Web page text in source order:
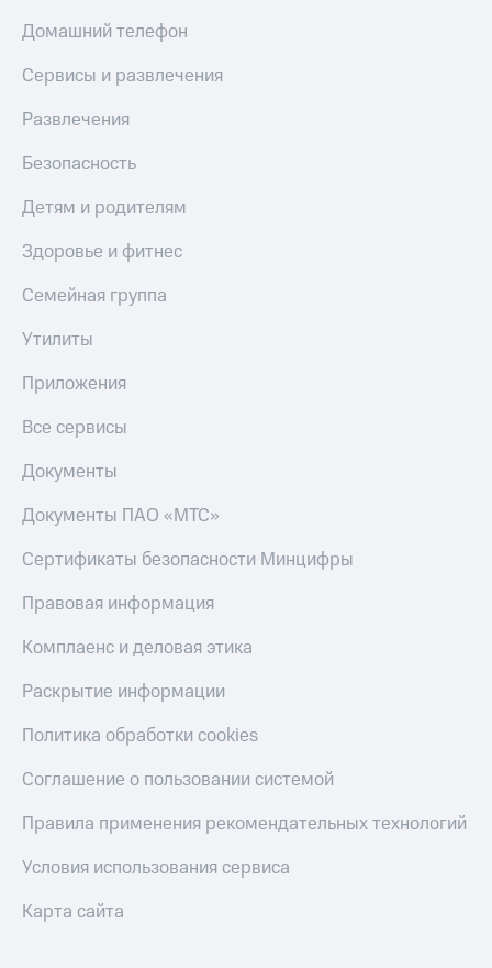
Домашний телефон
Сервисы и развлечения
Развлечения
Безопасность
Детям и родителям
Здоровье и фитнес
Семейная группа
Утилиты
Приложения
Все сервисы
Документы
Документы ПАО «МТС»
Сертификаты безопасности Минцифры
Правовая информация
Комплаенс и деловая этика
Раскрытие информации
Политика обработки cookies
Соглашение о пользовании системой
Правила применения рекомендательных технологий
Условия использования сервиса
Карта сайта